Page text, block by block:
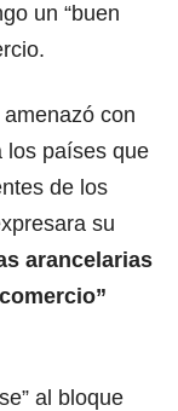
un “buen
con
los países que
de los
su
arancelarias
al bloque